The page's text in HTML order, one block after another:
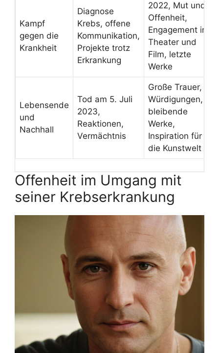
Kampf
gegen die
Krankheit
Diagnose
Krebs, offene
Kommunikation,
Projekte trotz
Erkrankung
2022, Mut und
Offenheit,
Engagement in
Theater und
Film, letzte
Werke
Lebensende
und
Nachhall
Tod am 5. Juli
2023,
Reaktionen,
Vermächtnis
Große Trauer,
Würdigungen,
bleibende
Werke,
Inspiration für
die Kunstwelt
Offenheit im Umgang mit
seiner Krebserkrankung